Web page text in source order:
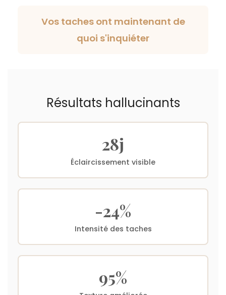
Vos taches ont maintenant de
quoi s'inquiéter
Résultats hallucinants
28j
Éclaircissement visible
-24%
Intensité des taches
95%